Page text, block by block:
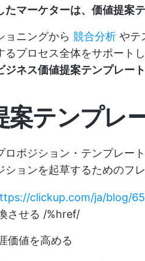
たマーケターは、価値提案
ョニングから 競合分析 やテ
るプロセス全体をサポート
ジネス価値提案テンプレート
案テンプレ
ロポジション・テンプレート
ションを起草するためのフ
clickup.com/ja/blog/
させる /%href/
価値を高める